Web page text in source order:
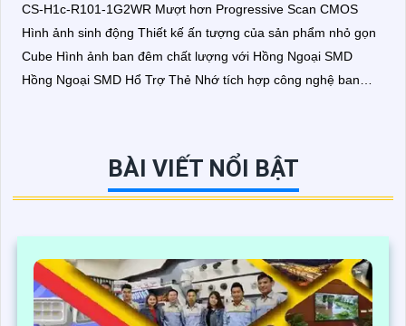
CS-H1c-R101-1G2WR Mượt hơn Progressive Scan CMOS
Hình ảnh sinh động Thiết kế ấn tượng của sản phẩm nhỏ gọn
Cube Hình ảnh ban đêm chất lượng với Hồng Ngoại SMD
Hồng Ngoại SMD Hổ Trợ Thẻ Nhớ tích hợp công nghệ ban
BÀI VIẾT NỔI BẬT